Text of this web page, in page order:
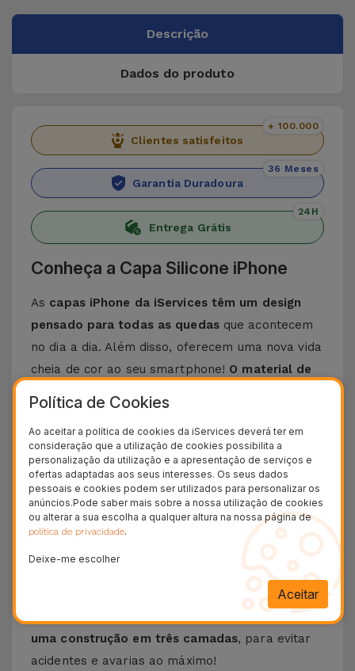
Descrição
Dados do produto
Clientes satisfeitos
+ 100.000
Garantia Duradoura
36 Meses
Entrega Grátis
24H
Conheça a Capa Silicone iPhone
As capas iPhone da iServices têm um design
pensado para todas as quedasque acontecem
no dia a dia. Além disso, oferecem uma nova vida
cheia de cor ao seu smartphone! O material de
Esta Capa é compatível com os modelosiPhone
15, 14, 13, 12 entre outros bem como os mais
recentes modelos da Apple, oiPhone 16e
iPhone 17.
Proteção de 3 camadas com as Capas
Silicone
Capas Silicone iPhone contam com
uma construção robusta e de qualidade, com
uma construção em três camadas, para evitar
acidentes e avarias ao máximo!
Política de Cookies
Ao aceitar a política de cookies da iServices deverá ter em
consideração que a utilização de cookies possibilita a
personalização da utilização e a apresentação de serviços e
ofertas adaptadas aos seus interesses. Os seus dados
pessoais e cookies podem ser utilizados para personalizar os
anúncios.Pode saber mais sobre a nossa utilização de cookies
ou alterar a sua escolha a qualquer altura na nossa página de
política de privacidade.
Deixe-me escolher
Aceitar